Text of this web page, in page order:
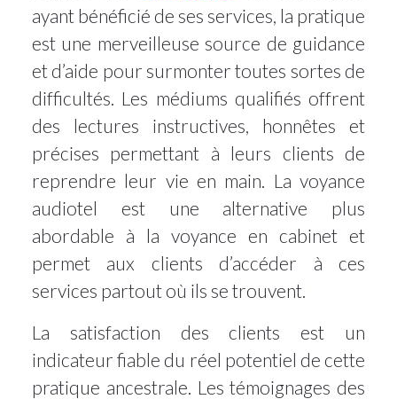
ayant bénéficié de ses services, la pratique
est une merveilleuse source de guidance
et d’aide pour surmonter toutes sortes de
difficultés. Les médiums qualifiés offrent
des lectures instructives, honnêtes et
précises permettant à leurs clients de
reprendre leur vie en main. La voyance
audiotel est une alternative plus
abordable à la voyance en cabinet et
permet aux clients d’accéder à ces
services partout où ils se trouvent.
La satisfaction des clients est un
indicateur fiable du réel potentiel de cette
pratique ancestrale. Les témoignages des